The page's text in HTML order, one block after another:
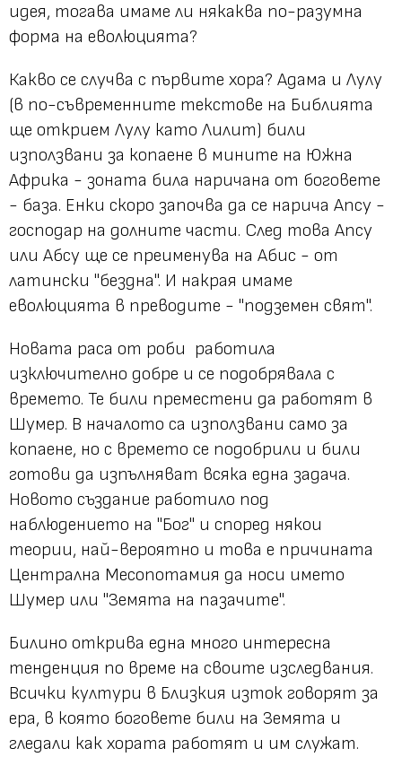
идея, тогава имаме ли някаква по-разумна
форма на еволюцията?
Какво се случва с първите хора? Адама и Лулу
(в по-съвременните текстове на Библията
ще открием Лулу като Лилит) били
използвани за копаене в мините на Южна
Африка - зоната била наричана от боговете
- база. Енки скоро започва да се нарича Апсу -
господар на долните части. След това Апсу
или Абсу ще се преименува на Абис - от
латински "бездна". И накрая имаме
еволюцията в преводите - "подземен свят".
Новата раса от роби работила
изключително добре и се подобрявала с
времето. Те били преместени да работят в
Шумер. В началото са използвани само за
копаене, но с времето се подобрили и били
готови да изпълняват всяка една задача.
Новото създание работило под
наблюдението на "Бог" и според някои
теории, най-вероятно и това е причината
Централна Месопотамия да носи името
Шумер или "Земята на пазачите".
Билино открива една много интересна
тенденция по време на своите изследвания.
Всички култури в Близкия изток говорят за
ера, в която боговете били на Земята и
гледали как хората работят и им служат.